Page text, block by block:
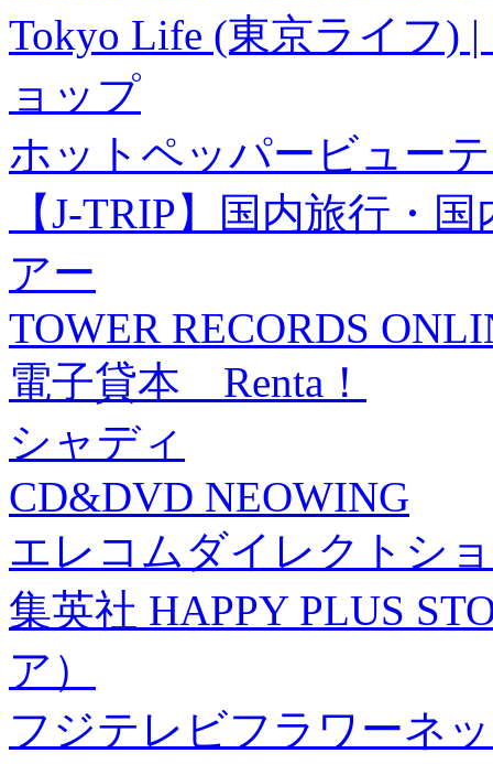
Tokyo Life (東京ライフ)
ョップ
ホットペッパービュー
【J-TRIP】国内旅行・
アー
TOWER RECORDS
電子貸本 Renta！
シャディ
CD&DVD NEOWING
エレコムダイレクトシ
集英社 HAPPY PLUS
ア）
フジテレビフラワーネ